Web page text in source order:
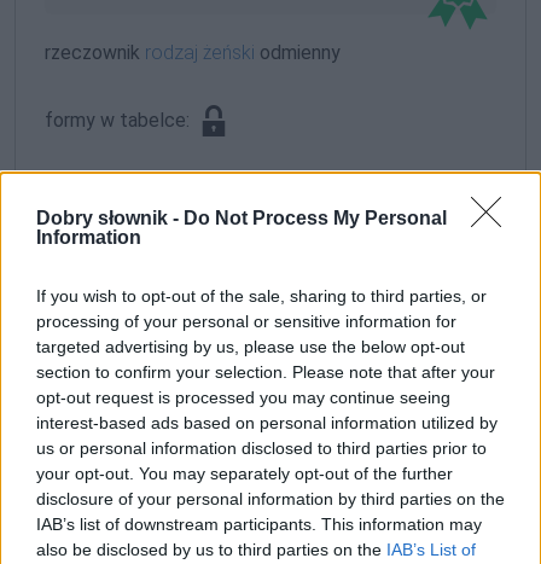
Dobry słownik - Do Not Process My Personal
Information
If you wish to opt-out of the sale, sharing to third parties, or
processing of your personal or sensitive information for
targeted advertising by us, please use the below opt-out
section to confirm your selection. Please note that after your
opt-out request is processed you may continue seeing
interest-based ads based on personal information utilized by
us or personal information disclosed to third parties prior to
your opt-out. You may separately opt-out of the further
disclosure of your personal information by third parties on the
IAB’s list of downstream participants. This information may
also be disclosed by us to third parties on the IAB’s List of
rzeczownik rodzaj żeński odmienny
formy w tabelce:
Gąsiewska; Gąsiewską; Gąsiewskich; Gąsiewskie;
ZGŁOŚ POPRAWKĘ